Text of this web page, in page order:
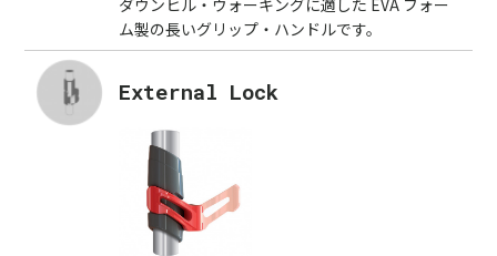
ダウンヒル・ウォーキングに適した EVA フォー
ム製の長いグリップ・ハンドルです。
External Lock